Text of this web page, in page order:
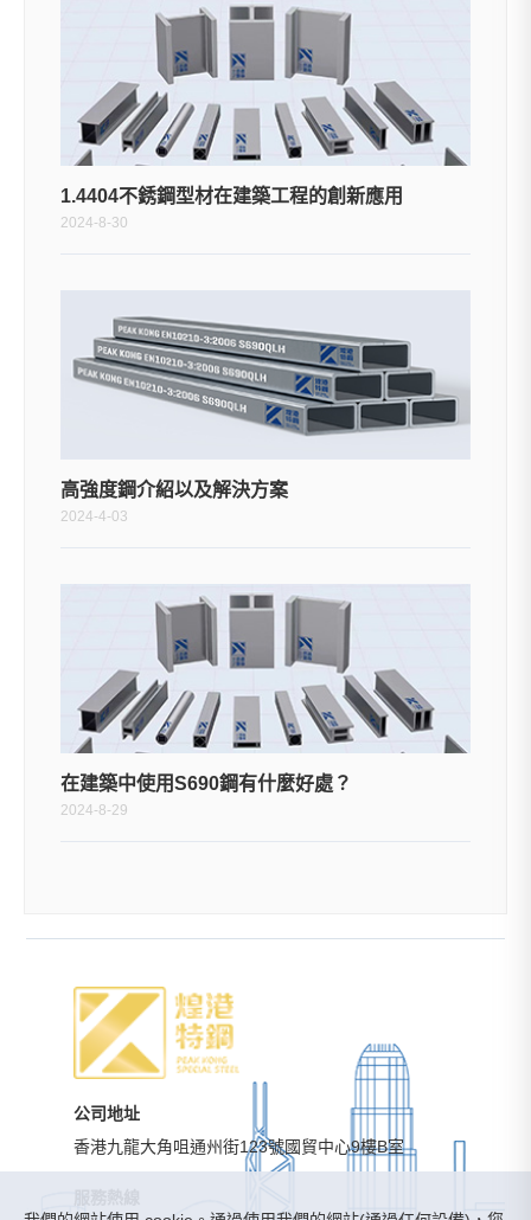
1.4404不銹鋼型材在建築工程的創新應用
2024-8-30
高強度鋼介紹以及解決方案
2024-4-03
在建築中使用S690鋼有什麼好處？
2024-8-29
公司地址
香港九龍大角咀通州街123號國貿中心9樓B室